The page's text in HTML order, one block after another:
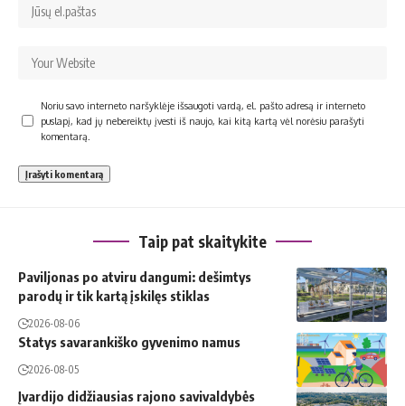
Noriu savo interneto naršyklėje išsaugoti vardą, el. pašto adresą ir interneto
puslapį, kad jų nebereiktų įvesti iš naujo, kai kitą kartą vėl norėsiu parašyti
komentarą.
Taip pat skaitykite
Paviljonas po atviru dangumi: dešimtys
parodų ir tik kartą įskilęs stiklas
2026-08-06
Statys savarankiško gyvenimo namus
2026-08-05
Įvardijo didžiausias rajono savivaldybės